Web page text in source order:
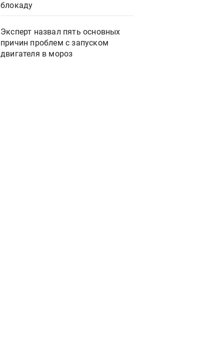
блокаду
Эксперт назвал пять основных
причин проблем с запуском
двигателя в мороз